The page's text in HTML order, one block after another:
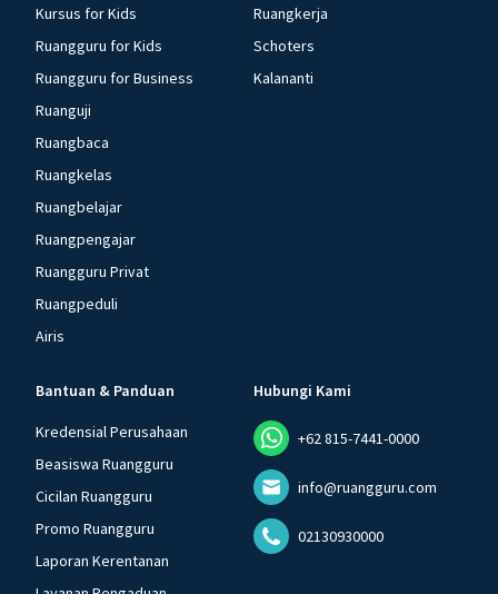
Kursus for Kids
Ruangguru for Kids
Ruangguru for Business
Ruanguji
Ruangbaca
Ruangkelas
Ruangbelajar
Ruangpengajar
Ruangguru Privat
Ruangpeduli
Airis
Ruangkerja
Schoters
Kalananti
Bantuan & Panduan
Kredensial Perusahaan
Beasiswa Ruangguru
Cicilan Ruangguru
Promo Ruangguru
Laporan Kerentanan
Hubungi Kami
+62 815-7441-0000
info@ruangguru.com
02130930000